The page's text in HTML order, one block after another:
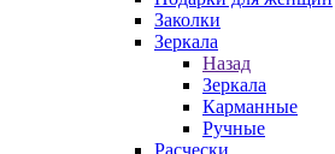
Заколки
Зеркала
Назад
Зеркала
Карманные
Ручные
Расчески